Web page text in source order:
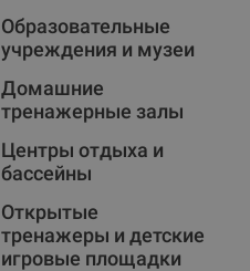
Oбразовательные
учреждения и музеи
Домашние
тренажерные залы
Центры отдыха и
бассейны
Открытые
тренажеры и детские
игровые площадки